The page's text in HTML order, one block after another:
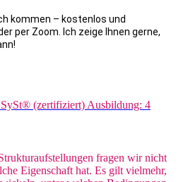
kommen – kostenlos und
per Zoom. Ich zeige Ihnen gerne,
SySt® (zertifiziert) Ausbildung: 4
fragen wir nicht
Eigenschaft hat. Es gilt vielmehr,